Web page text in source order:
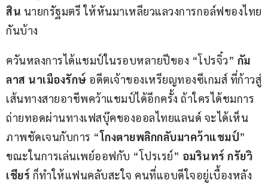
สิน นายกรัฐมตรี ให้หันมาเหลียวแลวงการกอล์ฟของไทย
กันบ้าง
ควันหลงการได้แชมป์ในรอบหลายปีของ “โปรจิ๋ว” กัม
ลาส นาเมืองรักษ์ อดีตเจ้าของเหรียญทองซีเกมส์ ที่ก้าวสู่
เส้นทางสายอาชีพคว้าแชมป์ได้อีกครั้ง ถ้าใครได้ชมการ
ถ่ายทอดผ่านทางเฟสบุ๊คของออลไทยแลนด์ จะได้เห็น
ภาพชัดเจนกับการ “โกงตายพลิกกลับมาคว้าแชมป์”
ขณะในการเล่นเพย์ออฟกับ “โปรเรย์” อมรินทร์ กรัยวิ
เชียร์ ก็ทำให้แฟนคลับสะใจ คนที่แอบดีใจอยู่เบื้องหลัง